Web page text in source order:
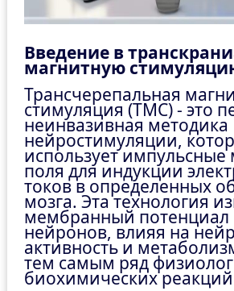
Введение в
магнитную
Трансчерепальная
стимуляция (ТМС) - это
неинвазивная методика
нейростимуляции,
использует импульсные
поля для индукции
токов в определенных
мозга. Эта технология
мембранный потенциал
нейронов, влияя на
активность и
тем самым ряд
биохимических